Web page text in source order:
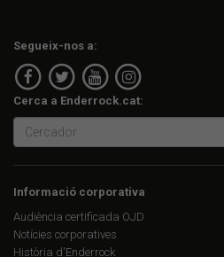
Segueix-nos a:
Cerca a Enderrock.cat:
Informació corporativa
Audiència certificada OJD
Notícies corporatives
Història d'Enderrock